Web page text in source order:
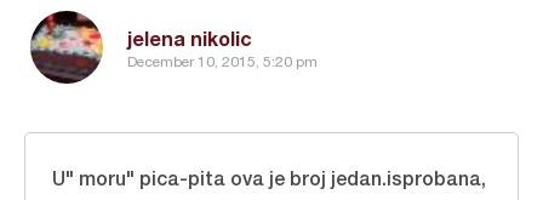
jelena nikolic
December 10, 2015, 5:20 pm
U" moru" pica-pita ova je broj jedan.isprobana,